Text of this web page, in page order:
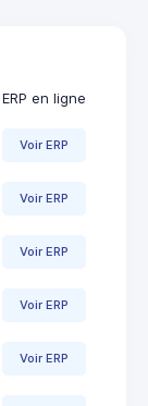
ERP en ligne
Voir ERP
Voir ERP
Voir ERP
Voir ERP
Voir ERP